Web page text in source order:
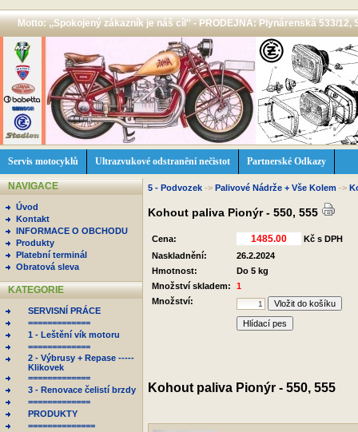
Motto: ,,Spokojený zákazník je náš cíl'' - PRODEJNA: Plynárenská 533/12,
Servis motocyklů Ultrazvukové odstranění nečistot Partnerské Odkazy
NAVIGACE
Úvod
Kontakt
INFORMACE O OBCHODU
Produkty
Platební terminál
Obratová sleva
KATEGORIE
SERVISNÍ PRÁCE
=============
1 - Leštění vík motoru
=============
2 - Výbrusy + Repase -----
Klikovek
=============
3 - Renovace čelistí brzdy
=============
PRODUKTY
==============
5 - Podvozek -> Palivové Nádrže + Vše Kolem ->
Kohout paliva Pionýr - 550, 555
Cena:
Kč s DPH
Naskladnění:
26.2.2024
Hmotnost:
Do 5 kg
Množství skladem:
1
Množství:
Hlídací pes
Kohout paliva Pionýr - 550, 555